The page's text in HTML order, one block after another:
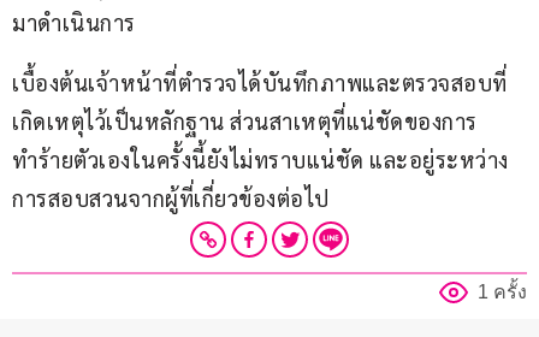
มาดำเนินการ
เบื้องต้นเจ้าหน้าที่ตำรวจได้บันทึกภาพและตรวจสอบที่
เกิดเหตุไว้เป็นหลักฐาน ส่วนสาเหตุที่แน่ชัดของการ
ทำร้ายตัวเองในครั้งนี้ยังไม่ทราบแน่ชัด และอยู่ระหว่าง
การสอบสวนจากผู้ที่เกี่ยวข้องต่อไป
1 ครั้ง